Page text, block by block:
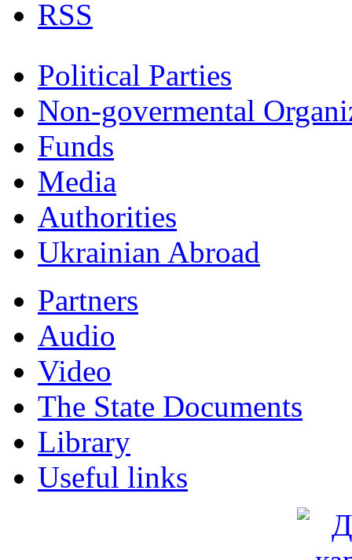
RSS
Political Parties
Non-govermental
Funds
Мedia
Authorities
Ukrainian Abroad
Partners
Audio
Video
The State Documents
Library
Useful links